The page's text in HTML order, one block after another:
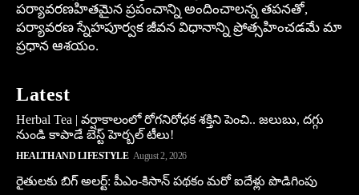
పర్యావరణహితమైన ప్రపంచాన్ని అందించాలన్న తపనతో,
పర్యావరణ స్నేహపూర్వక జీవన విధానాన్ని ప్రోత్సహించడమే మా
ప్రధాన ఆశయం.
Latest
Herbal Tea | వర్షాకాలంలో రోగనిరోధక శక్తిని పెంచి.. జలుబు, దగ్గు
నుండి కాపాడే బెస్ట్ హెర్బల్ టీలు!
HEALTH AND LIFESTYLE August 2, 2026
రైతులకు బిగ్ అలర్ట్: పీఎం-కిసాన్ పథకం మరో ఐదేళ్లు పొడిగింపు